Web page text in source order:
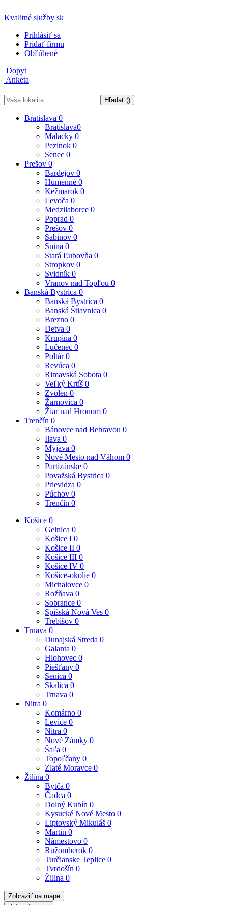
Kvalitné služby sk
Prihlásiť sa
Pridať firmu
Obľúbené
Dopyt
Anketa
Hľadať ()
Bratislava0
Bratislava0
Malacky0
Pezinok0
Senec0
Prešov0
Bardejov0
Humenné0
Kežmarok0
Levoča0
Medzilaborce0
Poprad0
Prešov0
Sabinov0
Snina0
Stará Ľubovňa0
Stropkov0
Svidník0
Vranov nad Topľou0
Banská Bystrica0
Banská Bystrica0
Banská Štiavnica0
Brezno0
Detva0
Krupina0
Lučenec0
Poltár0
Revúca0
Rimavská Sobota0
Veľký Krtíš0
Zvolen0
Žarnovica0
Žiar nad Hronom0
Trenčín0
Bánovce nad Bebravou0
Ilava0
Myjava0
Nové Mesto nad Váhom0
Partizánske0
Považská Bystrica0
Prievidza0
Púchov0
Trenčín0
Košice0
Gelnica0
Košice I0
Košice II0
Košice III0
Košice IV0
Košice-okolie0
Michalovce0
Rožňava0
Sobrance0
Spišská Nová Ves0
Trebišov0
Trnava0
Dunajská Streda0
Galanta0
Hlohovec0
Piešťany0
Senica0
Skalica0
Trnava0
Nitra0
Komárno0
Levice0
Nitra0
Nové Zámky0
Šaľa0
Topoľčany0
Zlaté Moravce0
Žilina0
Bytča0
Čadca0
Dolný Kubín0
Kysucké Nové Mesto0
Liptovský Mikuláš0
Martin0
Námestovo0
Ružomberok0
Turčianske Teplice0
Tvrdošín0
Žilina0
Zobraziť na mape